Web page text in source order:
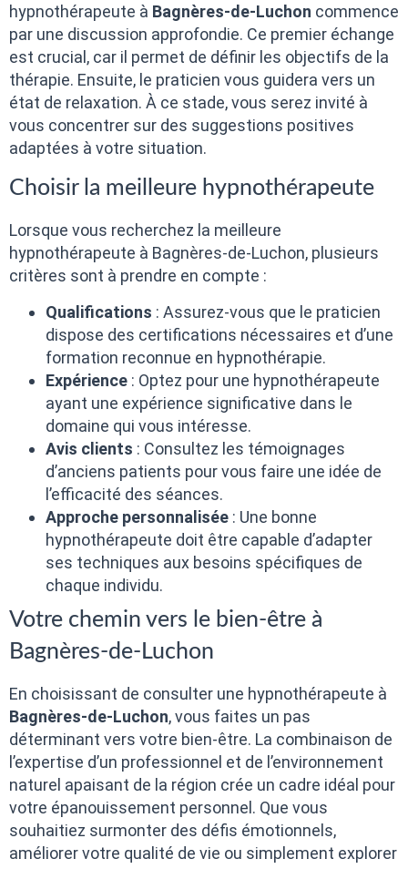
hypnothérapeute à Bagnères-de-Luchon commence
par une discussion approfondie. Ce premier échange
est crucial, car il permet de définir les objectifs de la
thérapie. Ensuite, le praticien vous guidera vers un
état de relaxation. À ce stade, vous serez invité à
vous concentrer sur des suggestions positives
adaptées à votre situation.
Choisir la meilleure hypnothérapeute
Lorsque vous recherchez la meilleure
hypnothérapeute à Bagnères-de-Luchon, plusieurs
critères sont à prendre en compte :
Qualifications : Assurez-vous que le praticien
dispose des certifications nécessaires et d’une
formation reconnue en hypnothérapie.
Expérience : Optez pour une hypnothérapeute
ayant une expérience significative dans le
domaine qui vous intéresse.
Avis clients : Consultez les témoignages
d’anciens patients pour vous faire une idée de
l’efficacité des séances.
Approche personnalisée : Une bonne
hypnothérapeute doit être capable d’adapter
ses techniques aux besoins spécifiques de
chaque individu.
Votre chemin vers le bien-être à
Bagnères-de-Luchon
En choisissant de consulter une hypnothérapeute à
Bagnères-de-Luchon, vous faites un pas
déterminant vers votre bien-être. La combinaison de
l’expertise d’un professionnel et de l’environnement
naturel apaisant de la région crée un cadre idéal pour
votre épanouissement personnel. Que vous
souhaitiez surmonter des défis émotionnels,
améliorer votre qualité de vie ou simplement explorer